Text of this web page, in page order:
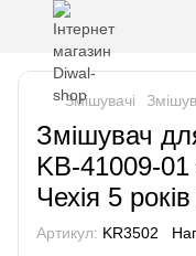
Змішувачі
Змішувач
KB-41009-
Чехія 5 років
Артикул: KR3502